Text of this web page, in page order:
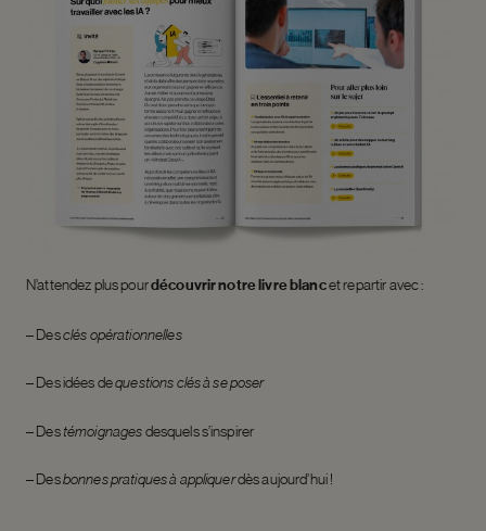
N’attendez plus pourdécouvrir notre livre blancet repartir avec :
– Desclés opérationnelles
– Des idées dequestions clés à se poser
– Destémoignagesdesquels s’inspirer
– Desbonnes pratiques à appliquerdès aujourd’hui !